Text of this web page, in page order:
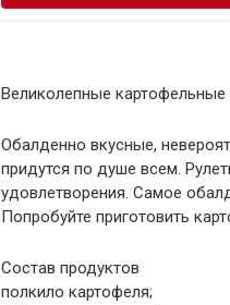
Великолепные
Обалденно вкусные,
придутся по душе всем.
удовлетворения. Самое
Попробуйте приготовить
Состав продуктов
полкило картофеля;